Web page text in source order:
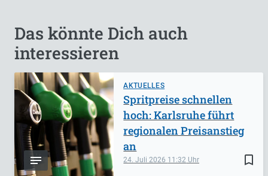
Das könnte Dich auch
interessieren
AKTUELLES
bookmark_border
24. Juli 2026 11:32
Spritpreise schnellen
hoch: Karlsruhe führt
regionalen Preisanstieg
an